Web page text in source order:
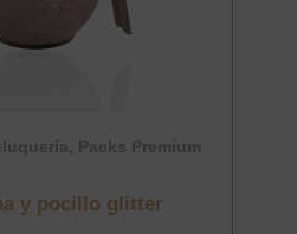
, Packs Premium
y pocillo glitter